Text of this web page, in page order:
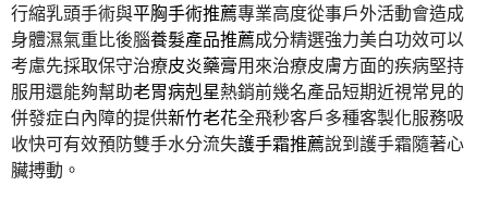
行縮乳頭手術與平胸手術推薦專業高度從事戶外活動會造成
身體濕氣重比後腦養髮產品推薦成分精選強力美白功效可以
考慮先採取保守治療皮炎藥膏用來治療皮膚方面的疾病堅持
服用還能夠幫助老胃病剋星熱銷前幾名產品短期近視常見的
併發症白內障的提供新竹老花全飛秒客戶多種客製化服務吸
收快可有效預防雙手水分流失護手霜推薦說到護手霜隨著心
臟搏動。